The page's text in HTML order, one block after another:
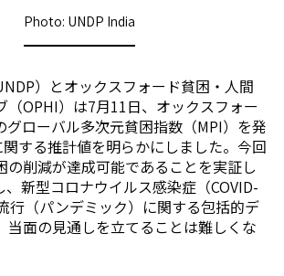
Photo: UNDP India
）とオックスフォード貧困・人間
（OPHI）は7月11日、オックスフォー
グローバル多次元貧困指数（MPI）を発
する推計値を明らかにしました。今回
の削減が達成可能であることを実証し
、新型コロナウイルス感染症（COVID-
行（パンデミック）に関する包括的デ
当面の見通しを立てることは難しくな